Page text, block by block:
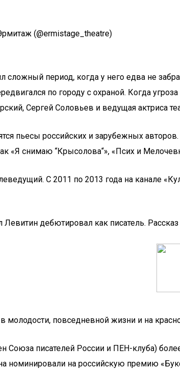
(@ermistage_theatre)
период, когда у него едва не
по городу с охраной. Когда
Сергей Соловьев и ведущая актриса
пьесы российских и зарубежных
«Я снимаю “Крысолова“», «Псих и
С 2011 по 2013 года на канале
дебютировал как писатель. Рассказ
молодости, повседневной жизни и на
Союза писателей России и ПЕН-клуба)
номинировали на российскую премию